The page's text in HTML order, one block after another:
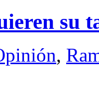
su
,